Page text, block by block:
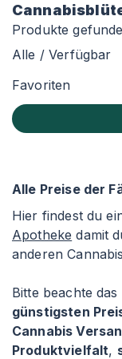
Produkte
Alle / Verfügbar
Favoriten
Alle Preise der
Hier findest du
Apotheke damit
anderen
Bitte beachte
günstigsten
Cannabis
Produktvielfalt,